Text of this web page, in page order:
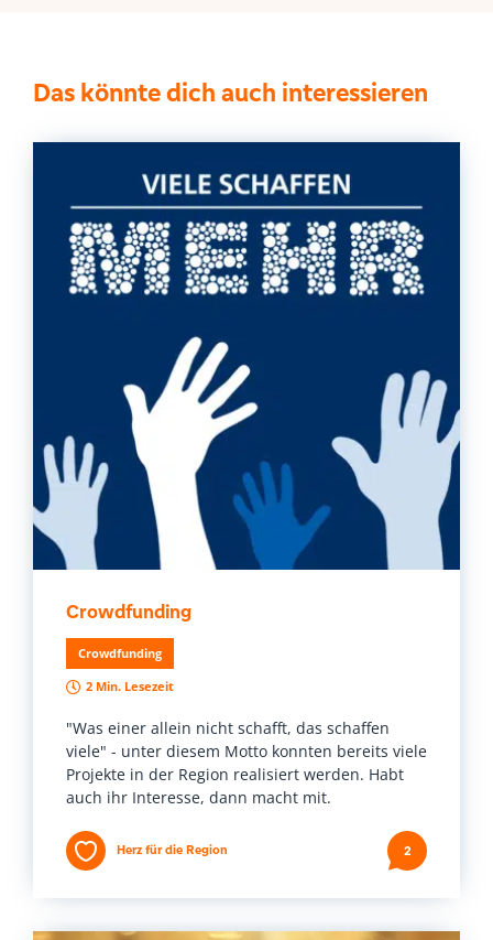
Das könnte dich auch interessieren
Crowdfunding
Crowdfunding
2 Min. Lesezeit
"Was einer allein nicht schafft, das schaffen
viele" - unter diesem Motto konnten bereits viele
Projekte in der Region realisiert werden. Habt
auch ihr Interesse, dann macht mit.
Herz für die Region 2